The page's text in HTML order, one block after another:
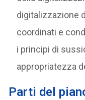
digitalizzazione
coordinati e
i principi di
appropriatezza
Parti del